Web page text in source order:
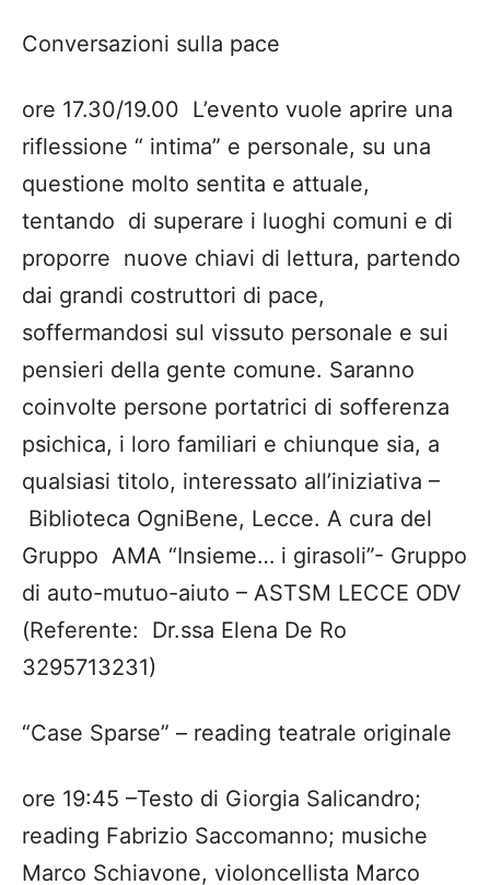
Conversazioni sulla pace
ore 17.30/19.00 L’evento vuole aprire una
riflessione “ intima” e personale, su una
questione molto sentita e attuale,
tentando di superare i luoghi comuni e di
proporre nuove chiavi di lettura, partendo
dai grandi costruttori di pace,
soffermandosi sul vissuto personale e sui
pensieri della gente comune. Saranno
coinvolte persone portatrici di sofferenza
psichica, i loro familiari e chiunque sia, a
qualsiasi titolo, interessato all’iniziativa –
Biblioteca OgniBene, Lecce. A cura del
Gruppo AMA “Insieme… i girasoli”- Gruppo
di auto-mutuo-aiuto – ASTSM LECCE ODV
(Referente: Dr.ssa Elena De Ro
3295713231)
“Case Sparse” – reading teatrale originale
ore 19:45 –Testo di Giorgia Salicandro;
reading Fabrizio Saccomanno; musiche
Marco Schiavone, violoncellista Marco